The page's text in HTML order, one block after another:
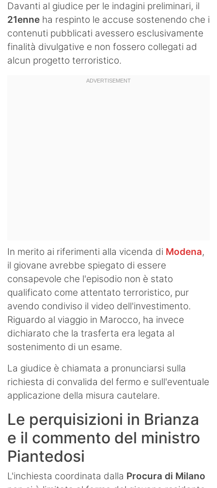
Davanti al giudice per le indagini preliminari, il
21enne ha respinto le accuse sostenendo che i
contenuti pubblicati avessero esclusivamente
finalità divulgative e non fossero collegati ad
alcun progetto terroristico.
In merito ai riferimenti alla vicenda di Modena,
il giovane avrebbe spiegato di essere
consapevole che l'episodio non è stato
qualificato come attentato terroristico, pur
avendo condiviso il video dell'investimento.
Riguardo al viaggio in Marocco, ha invece
dichiarato che la trasferta era legata al
sostenimento di un esame.
La giudice è chiamata a pronunciarsi sulla
richiesta di convalida del fermo e sull'eventuale
applicazione della misura cautelare.
Le perquisizioni in Brianza
e il commento del ministro
Piantedosi
L'inchiesta coordinata dalla Procura di Milano